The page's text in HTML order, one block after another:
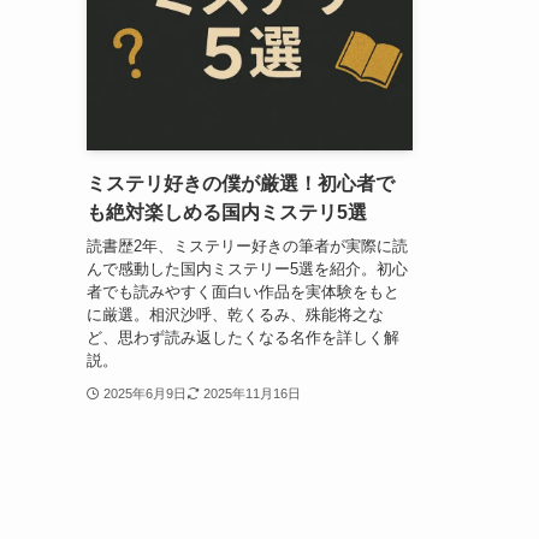
ミステリ好きの僕が厳選！初心者で
も絶対楽しめる国内ミステリ5選
読書歴2年、ミステリー好きの筆者が実際に読
んで感動した国内ミステリー5選を紹介。初心
者でも読みやすく面白い作品を実体験をもと
に厳選。相沢沙呼、乾くるみ、殊能将之な
ど、思わず読み返したくなる名作を詳しく解
説。
2025年6月9日 2025年11月16日